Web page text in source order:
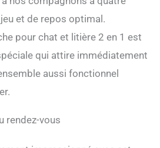
plateforme pour observer
leur territoire, des griffoirs
pour satisfaire leur instinct
naturel d’aiguiser leurs
griffes [Douillet et
confortable] Les
dense, doux et moelleux que
et de repos optimal.
pour chat et litière 2 en 1 est
qui attire immédiatement
aussi fonctionnel
rendez-vous